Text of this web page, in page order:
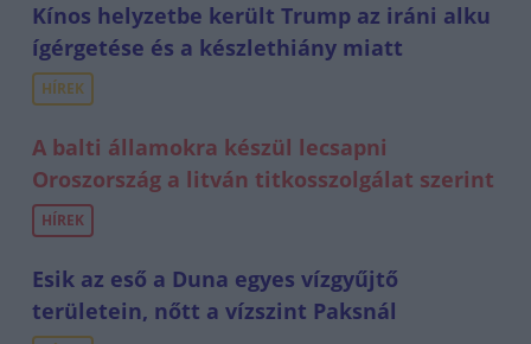
Kínos helyzetbe került Trump az iráni alku
ígérgetése és a készlethiány miatt
HÍREK
A balti államokra készül lecsapni
Oroszország a litván titkosszolgálat szerint
HÍREK
Esik az eső a Duna egyes vízgyűjtő
területein, nőtt a vízszint Paksnál